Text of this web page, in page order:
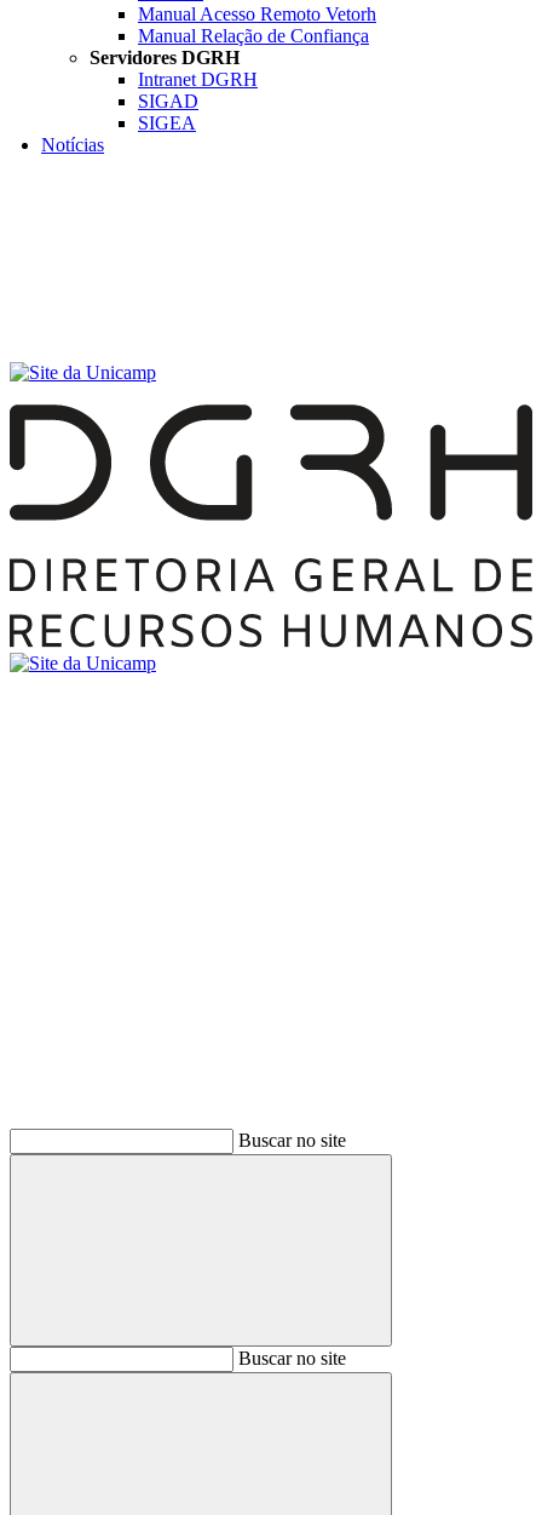
Manual Acesso Remoto Vetorh
Manual Relação de Confiança
Servidores DGRH
Intranet DGRH
SIGAD
SIGEA
Notícias
Buscar no site
BuscarBuscar no site